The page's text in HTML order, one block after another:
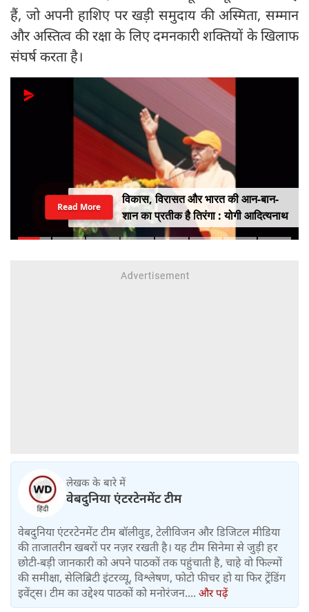
हैं, जो अपनी हाशिए पर खड़ी समुदाय की अस्मिता, सम्मान
और अस्तित्व की रक्षा के लिए दमनकारी शक्तियों के खिलाफ
संघर्ष करता है।
विकास, विरासत और भारत की आन-बान-
शान का प्रतीक है तिरंगा : योगी आदित्यनाथ
Read More
लेखक के बारे में
वेबदुनिया एंटरटेनमेंट टीम
वेबदुनिया एंटरटेनमेंट टीम बॉलीवुड, टेलीविजन और डिजिटल मीडिया
की ताजातरीन खबरों पर नज़र रखती है। यह टीम सिनेमा से जुड़ी हर
छोटी-बड़ी जानकारी को अपने पाठकों तक पहुंचाती है, चाहे वो फिल्मों
की समीक्षा, सेलिब्रिटी इंटरव्यू, विश्लेषण, फोटो फीचर हो या फिर ट्रेंडिंग
इवेंट्स। टीम का उद्देश्य पाठकों को मनोरंजन.... और पढ़ें